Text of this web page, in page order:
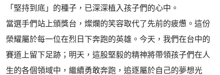
「堅持到底」的種子，已深深植入孩子們的心中。
當選手們站上頒獎台，燦爛的笑容取代了先前的疲憊。這份
榮耀屬於每一位在烈日下奔跑的英雄。今天，我們在台中的
賽道上留下足跡；明天，這股堅毅的精神將帶領孩子們在人
生的各個領域中，繼續勇敢奔跑，追逐屬於自己的夢想光